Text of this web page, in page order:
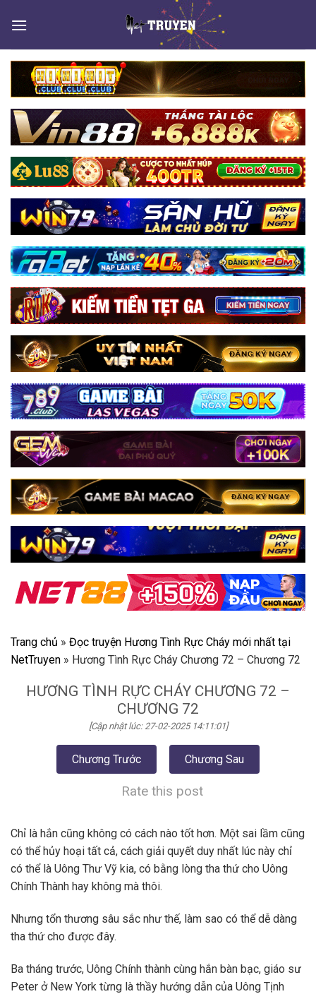
Trang chủ » Đọc truyện Hương Tình Rực Cháy mới nhất tại
NetTruyen » Hương Tình Rực Cháy Chương 72 – Chương 72
HƯƠNG TÌNH RỰC CHÁY CHƯƠNG 72 –
CHƯƠNG 72
[Cập nhật lúc: 27-02-2025 14:11:01]
Chương Trước Chương Sau
Rate this post
Chỉ là hắn cũng không có cách nào tốt hơn. Một sai lầm cũng
có thể hủy hoại tất cả, cách giải quyết duy nhất lúc này chỉ
có thể là Uông Thư Vỹ kia, có bằng lòng tha thứ cho Uông
Chính Thành hay không mà thôi.
Nhưng tổn thương sâu sắc như thế, làm sao có thể dễ dàng
tha thứ cho được đây.
Ba tháng trước, Uông Chính thành cùng hắn bàn bạc, giáo sư
Peter ở New York từng là thầy hướng dẫn của Uông Tịnh